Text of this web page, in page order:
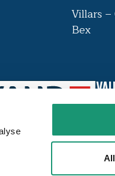
Villars –
Bex
Das